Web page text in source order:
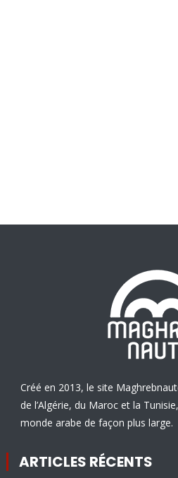
Créé en 2013, le site
de l’Algérie, du Maroc et la
monde arabe de façon plus large.
ARTICLES RÉCENTS